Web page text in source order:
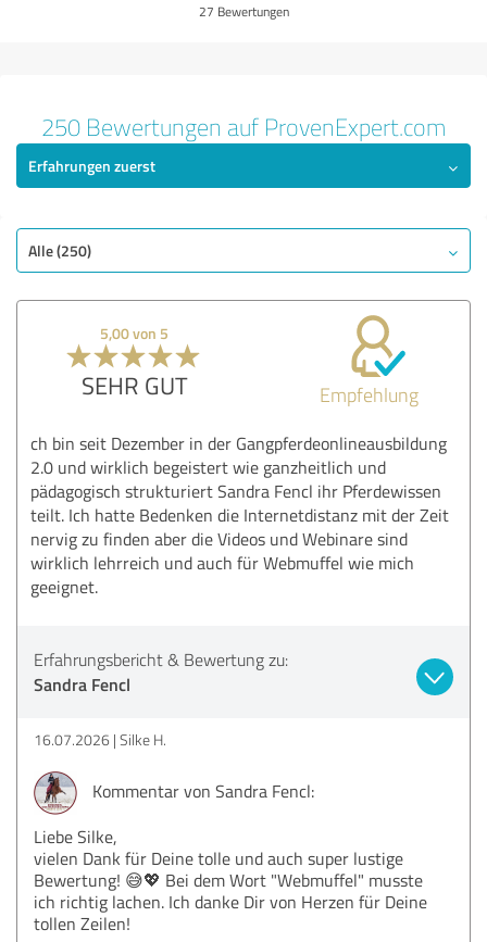
27 Bewertungen
250 Bewertungen auf ProvenExpert.com
Erfahrungen zuerst
Alle (250)
5,00 von 5
SEHR GUT Empfehlung
ch bin seit Dezember in der Gangpferdeonlineausbildung
2.0 und wirklich begeistert wie ganzheitlich und
pädagogisch strukturiert Sandra Fencl ihr Pferdewissen
teilt. Ich hatte Bedenken die Internetdistanz mit der Zeit
nervig zu finden aber die Videos und Webinare sind
wirklich lehrreich und auch für Webmuffel wie mich
geeignet.
Erfahrungsbericht & Bewertung zu:
Sandra Fencl
16.07.2026 Silke H.
Kommentar von Sandra Fencl:
Liebe Silke,
vielen Dank für Deine tolle und auch super lustige
Bewertung! 😅💖 Bei dem Wort "Webmuffel" musste
ich richtig lachen. Ich danke Dir von Herzen für Deine
tollen Zeilen!